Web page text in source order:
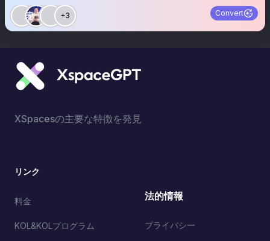
+3 Convert
XSpacesの主要な特徴を発見
リンク
料金
KOL&KOLプログラム
法的情報
プライバシー